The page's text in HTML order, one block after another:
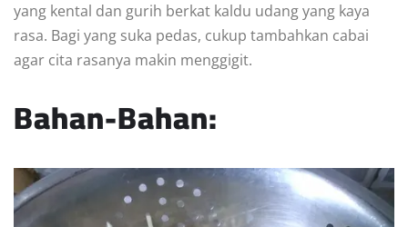
yang kental dan gurih berkat kaldu udang yang kaya
rasa. Bagi yang suka pedas, cukup tambahkan cabai
agar cita rasanya makin menggigit.
Bahan-Bahan: